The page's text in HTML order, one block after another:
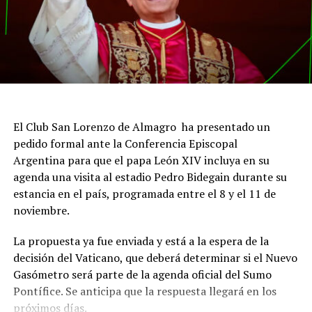
El Club San Lorenzo de Almagro ha presentado un
pedido formal ante la Conferencia Episcopal
Argentina para que el papa León XIV incluya en su
agenda una visita al estadio Pedro Bidegain durante su
estancia en el país, programada entre el 8 y el 11 de
noviembre.
La propuesta ya fue enviada y está a la espera de la
decisión del Vaticano, que deberá determinar si el Nuevo
Gasómetro será parte de la agenda oficial del Sumo
Pontífice. Se anticipa que la respuesta llegará en los
próximos días.